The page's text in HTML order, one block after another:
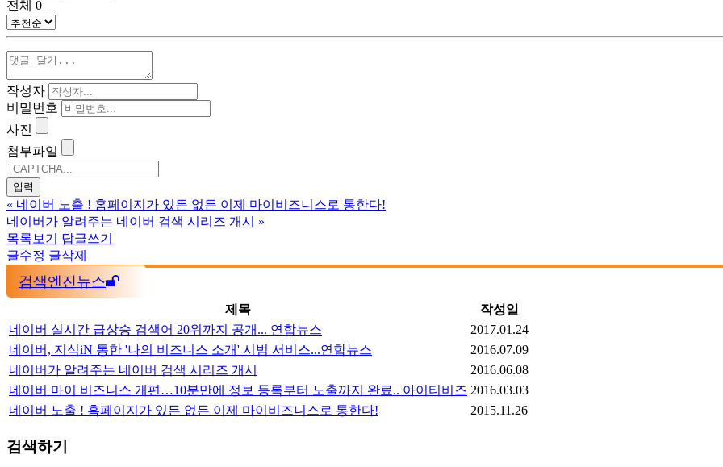
전체 0
작성자
비밀번호
사진
첨부파일
« 네이버 노출 ! 홈페이지가 있든 없든 이제 마이비즈니스로 통한다!
네이버가 알려주는 네이버 검색 시리즈 개시
»
목록보기
답글쓰기
글수정 글삭제
검색엔진뉴스
제목
작성일
네이버 실시간 급상승 검색어 20위까지 공개... 연합뉴스
2017.01.24
네이버, 지식iN 통한 '나의 비즈니스 소개' 시범 서비스...연합뉴스
2016.07.09
네이버가 알려주는 네이버 검색 시리즈 개시
2016.06.08
네이버 마이 비즈니스 개편…10분만에 정보 등록부터 노출까지 완료.. 아이티비즈 2016.03.03
네이버 노출 ! 홈페이지가 있든 없든 이제 마이비즈니스로 통한다!
2015.11.26
검색하기